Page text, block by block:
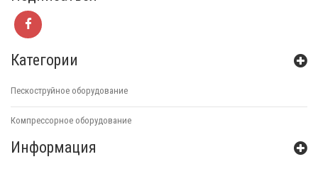
Категории
Пескоструйное оборудование
Компрессорное оборудование
Информация